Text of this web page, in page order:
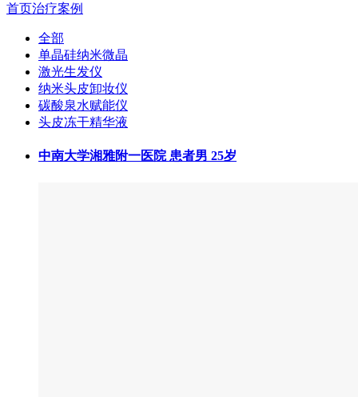
首页治疗案例
全部
单晶硅纳米微晶
激光生发仪
纳米头皮卸妆仪
碳酸泉水赋能仪
头皮冻干精华液
中南大学湘雅附一医院 患者男 25岁